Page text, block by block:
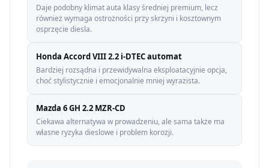
Daje podobny klimat auta klasy średniej premium, lecz
również wymaga ostrożności przy skrzyni i kosztownym
osprzęcie diesla.
Honda Accord VIII 2.2 i-DTEC automat
Bardziej rozsądna i przewidywalna eksploatacyjnie opcja,
choć stylistycznie i emocjonalnie mniej wyrazista.
Mazda 6 GH 2.2 MZR-CD
Ciekawa alternatywa w prowadzeniu, ale sama także ma
własne ryzyka dieslowe i problem korozji.